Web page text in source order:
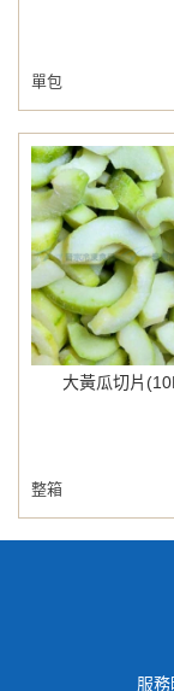
單包
大黃瓜切片
整箱
服